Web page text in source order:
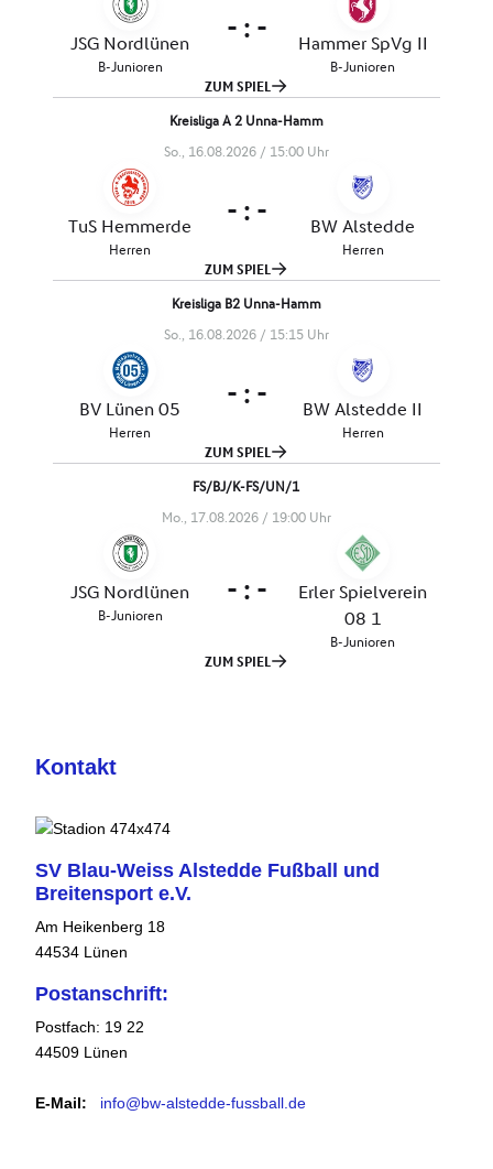
Kontakt
SV Blau-Weiss Alstedde Fußball und
Breitensport e.V.
Am Heikenberg 18
44534 Lünen
Postanschrift:
Postfach: 19 22
44509 Lünen
E-Mail: info@bw-alstedde-fussball.de